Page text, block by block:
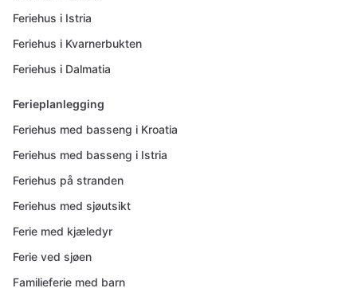
Feriehus i Istria
Feriehus i Kvarnerbukten
Feriehus i Dalmatia
Ferieplanlegging
Feriehus med basseng i Kroatia
Feriehus med basseng i Istria
Feriehus på stranden
Feriehus med sjøutsikt
Ferie med kjæledyr
Ferie ved sjøen
Familieferie med barn